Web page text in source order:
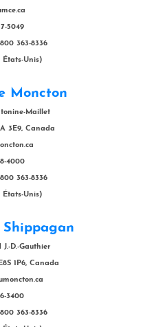
5049
363-8336
Unis)
Moncton
Maillet
3E9, Canada
4000
363-8336
Unis)
Shippagan
J.-D.-Gauthier
1P6, Canada
3400
363-8336